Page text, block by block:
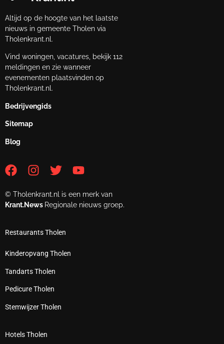
Altijd op de hoogte van het laatste
nieuws in gemeente Tholen via
Tholenkrant.nl.
Vind woningen, vacatures, bekijk 112
meldingen en zie wanneer
evenementen plaatsvinden op
Tholenkrant.nl.
Bedrijvengids
Sitemap
Blog
© Tholenkrant.nl is een merk van
Krant.News Regionale nieuws groep.
Restaurants Tholen
Kinderopvang Tholen
Tandarts Tholen
Pedicure Tholen
Stemwijzer Tholen
Hotels Tholen